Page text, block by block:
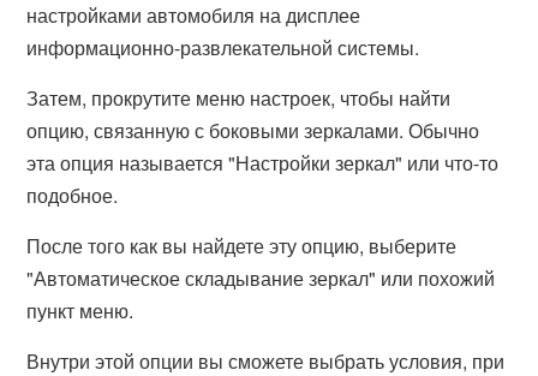
настройками автомобиля на дисплее
информационно-развлекательной системы.
Затем, прокрутите меню настроек, чтобы найти
опцию, связанную с боковыми зеркалами. Обычно
эта опция называется "Настройки зеркал" или что-то
подобное.
После того как вы найдете эту опцию, выберите
"Автоматическое складывание зеркал" или похожий
пункт меню.
Внутри этой опции вы сможете выбрать условия, при